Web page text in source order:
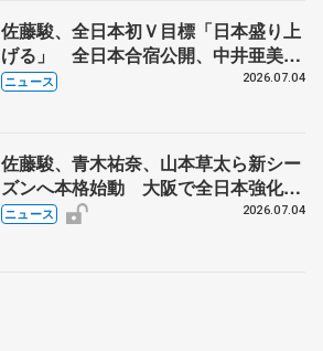
佐藤駿、全日本初Ｖ目標「日本盛り上
げる」 全日本合宿公開、中井亜美
「表現の幅広げる」 元世界王者のフ
ニュース 2026.07.04
佐藤駿、青木祐奈、山本草太ら新シー
ズンへ本格始動 大阪で全日本強化合
宿 シニアデビューの島田麻央らも
ニュース 2026.07.04